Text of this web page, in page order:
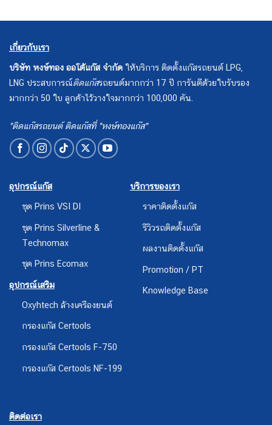
เกี่ยวกับเรา
บริษัท หงษ์ทอง ออโต้แก๊ส จำกัด ให้บริการ ติดตั้งแก๊สรถยนต์ LPG,
LNG ประสบการณ์ติดแก๊สรถยนต์มากกว่า 17 ปี การันตีด้วยใบรับรอง
มากกว่า 50 ใบ ลูกค้าไว้วางใจมากกว่า 100,000 คัน.
"ติดแก๊สรถยนต์ ติดแก๊สที่ "หงษ์ทองแก๊ส"
อุปกรณ์แก๊ส
ชุด Prins VSI DI
ชุด Prins Silverline &
Technomax
ชุด Prins Ecomax
อุปกรณ์เสริม
Oxyhtech ล้างเครืองยนต์
กรองแก๊ส Certools
กรองแก๊ส Certools F-750
กรองแก๊ส Certools NF-199
บริการของเรา
ราคาติดตั้งแก๊ส
รีวิวรถติดตั้งแก๊ส
ผลงานติดตั้งแก๊ส
Promotion / PT
Knowledge Base
ติดต่อเรา